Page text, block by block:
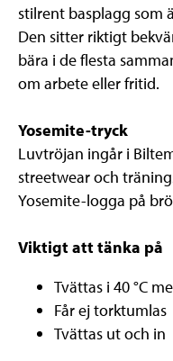
stilrent basplagg som
Den sitter riktigt
bära i de flesta
om arbete eller fritid.
Yosemite-tryck
Luvtröjan ingår i
streetwear och
Yosemite-logga på
Viktigt att tänka på
Tvättas i 40 °C
Får ej torktumlas
Tvättas ut och in